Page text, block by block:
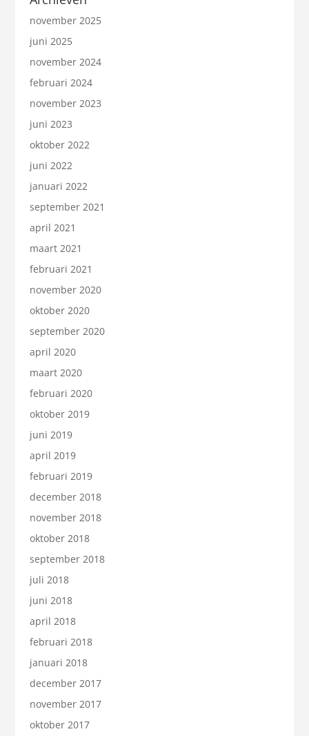
november 2025
juni 2025
november 2024
februari 2024
november 2023
juni 2023
oktober 2022
juni 2022
januari 2022
september 2021
april 2021
maart 2021
februari 2021
november 2020
oktober 2020
september 2020
april 2020
maart 2020
februari 2020
oktober 2019
juni 2019
april 2019
februari 2019
december 2018
november 2018
oktober 2018
september 2018
juli 2018
juni 2018
april 2018
februari 2018
januari 2018
december 2017
november 2017
oktober 2017